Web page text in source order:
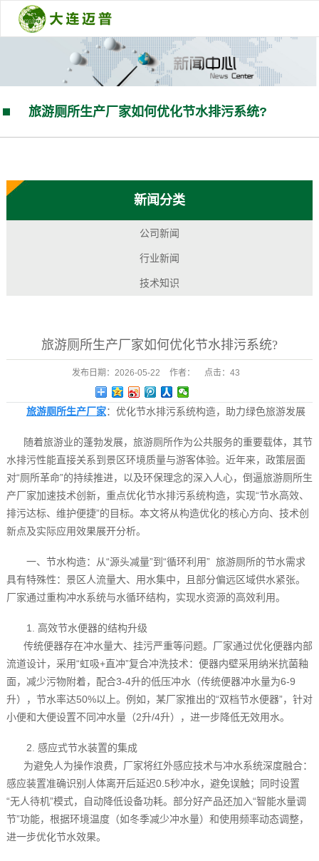
旅游厕所生产厂家如何优化节水排污系统?
新闻分类
公司新闻
行业新闻
技术知识
旅游厕所生产厂家如何优化节水排污系统?
发布日期： 2026-05-22 作者： 点击： 43
旅游厕所生产厂家：优化节水排污系统构造，助力绿色旅游发展
随着旅游业的蓬勃发展，旅游厕所作为公共服务的重要载体，其节
水排污性能直接关系到景区环境质量与游客体验。近年来，政策层面
对“厕所革命”的持续推进，以及环保理念的深入人心，倒逼旅游厕所生
产厂家加速技术创新，重点优化节水排污系统构造，实现“节水高效、
排污达标、维护便捷”的目标。本文将从构造优化的核心方向、技术创
新点及实际应用效果展开分析。
一、节水构造：从“源头减量”到“循环利用” 旅游厕所的节水需求
具有特殊性：景区人流量大、用水集中，且部分偏远区域供水紧张。
厂家通过重构冲水系统与水循环结构，实现水资源的高效利用。
1. 高效节水便器的结构升级
传统便器存在冲水量大、挂污严重等问题。厂家通过优化便器内部
流道设计，采用“虹吸+直冲”复合冲洗技术：便器内壁采用纳米抗菌釉
面，减少污物附着，配合3-4升的低压冲水（传统便器冲水量为6-9
升），节水率达50%以上。例如，某厂家推出的“双档节水便器”，针对
小便和大便设置不同冲水量（2升/4升），进一步降低无效用水。
2. 感应式节水装置的集成
为避免人为操作浪费，厂家将红外感应技术与冲水系统深度融合：
感应装置准确识别人体离开后延迟0.5秒冲水，避免误触；同时设置
“无人待机”模式，自动降低设备功耗。部分好产品还加入“智能水量调
节”功能，根据环境温度（如冬季减少冲水量）和使用频率动态调整，
进一步优化节水效果。